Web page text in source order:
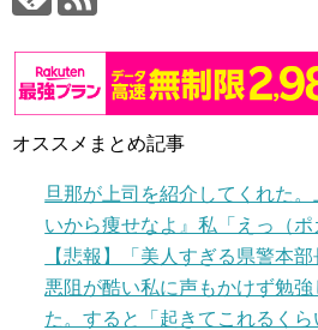
オススメまとめ記事
旦那が上司を紹介してくれた
いから痩せなよ』私「えっ（
【悲報】「美人すぎる県警本
悪阻が酷い私に声もかけず勉
た。すると「起きてこれるく